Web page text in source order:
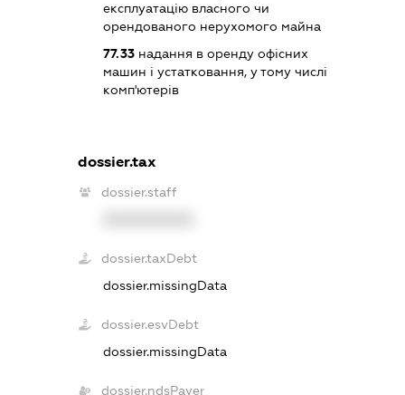
експлуатацію власного чи
орендованого нерухомого майна
77.33надання в оренду офісних
машин і устатковання, у тому числі
комп'ютерів
dossier.tax
dossier.staff
dossier.taxDebt
dossier.missingData
dossier.esvDebt
dossier.missingData
dossier.ndsPayer